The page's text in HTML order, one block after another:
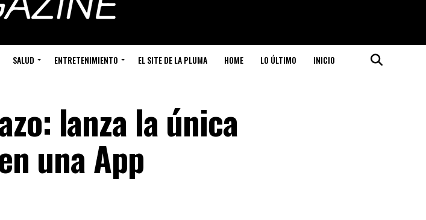
SALUD ENTRETENIMIENTO EL SITE DE LA PLUMA HOME LO ÚLTIMO INICIO
lanza la única
una App